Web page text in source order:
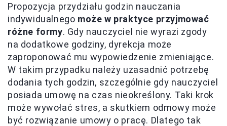
Propozycja przydziału godzin nauczania
indywidualnego może w praktyce przyjmować
różne formy. Gdy nauczyciel nie wyrazi zgody
na dodatkowe godziny, dyrekcja może
zaproponować mu wypowiedzenie zmieniające.
W takim przypadku należy uzasadnić potrzebę
dodania tych godzin, szczególnie gdy nauczyciel
posiada umowę na czas nieokreślony. Taki krok
może wywołać stres, a skutkiem odmowy może
być rozwiązanie umowy o pracę. Dlatego tak